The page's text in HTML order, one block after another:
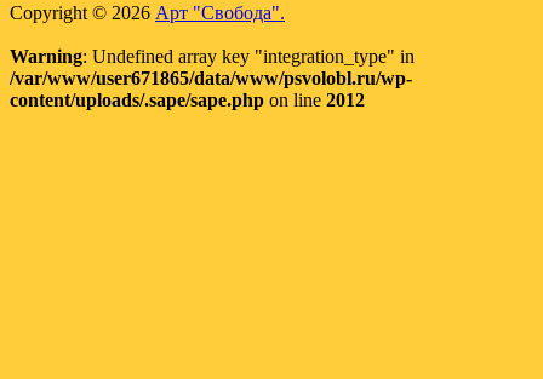
Copyright © 2026 Арт "Свобода".
Warning: Undefined array key "integration_type" in
/var/www/user671865/data/www/psvolobl.ru/wp-
content/uploads/.sape/sape.php on line 2012